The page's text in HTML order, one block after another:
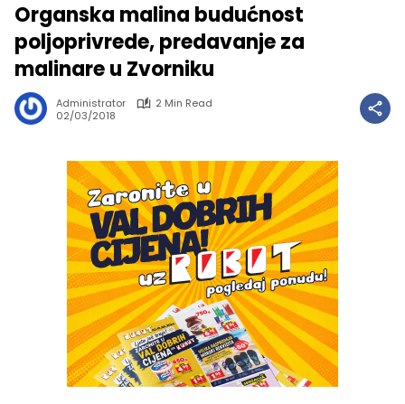
Organska malina budućnost
poljoprivrede, predavanje za
malinare u Zvorniku
Administrator
2 Min Read
02/03/2018